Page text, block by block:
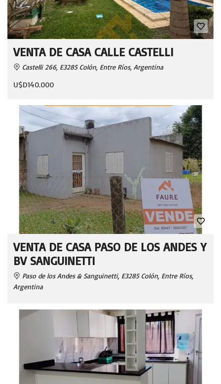
VENTA DE CASA CALLE CASTELLI
Castelli 266, E3285 Colón, Entre Ríos, Argentina
U$D140.000
VENTA DE CASA PASO DE LOS ANDES Y
BV SANGUINETTI
Paso de los Andes & Sanguinetti, E3285 Colón, Entre Ríos,
Argentina